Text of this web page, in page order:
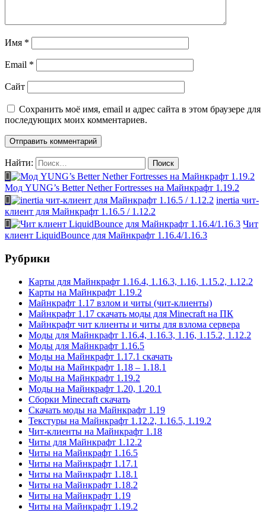
Имя *
Email *
Сайт
Сохранить моё имя, email и адрес сайта в этом браузере для
последующих моих комментариев.
Найти:
Мод YUNG’s Better Nether Fortresses на Майнкрафт 1.19.2
inertia чит-
клиент для Майнкрафт 1.16.5 / 1.12.2
Чит
клиент LiquidBounce для Майнкрафт 1.16.4/1.16.3
Рубрики
Карты для Майнкрафт 1.16.4, 1.16.3, 1.16, 1.15.2, 1.12.2
Карты на Майнкрафт 1.19.2
Майнкрафт 1.17 взлом и читы (чит-клиенты)
Майнкрафт 1.17 скачать моды для Minecraft на ПК
Майнкрафт чит клиенты и читы для взлома сервера
Моды для Майнкрафт 1.16.4, 1.16.3, 1.16, 1.15.2, 1.12.2
Моды для Майнкрафт 1.16.5
Моды на Майнкрафт 1.17.1 скачать
Моды на Майнкрафт 1.18 – 1.18.1
Моды на Майнкрафт 1.19.2
Моды на Майнкрафт 1.20, 1.20.1
Сборки Minecraft скачать
Скачать моды на Майнкрафт 1.19
Текстуры на Майнкрафт 1.12.2, 1.16.5, 1.19.2
Чит-клиенты на Майнкрафт 1.18
Читы для Майнкрафт 1.12.2
Читы на Майнкрафт 1.16.5
Читы на Майнкрафт 1.17.1
Читы на Майнкрафт 1.18.1
Читы на Майнкрафт 1.18.2
Читы на Майнкрафт 1.19
Читы на Майнкрафт 1.19.2